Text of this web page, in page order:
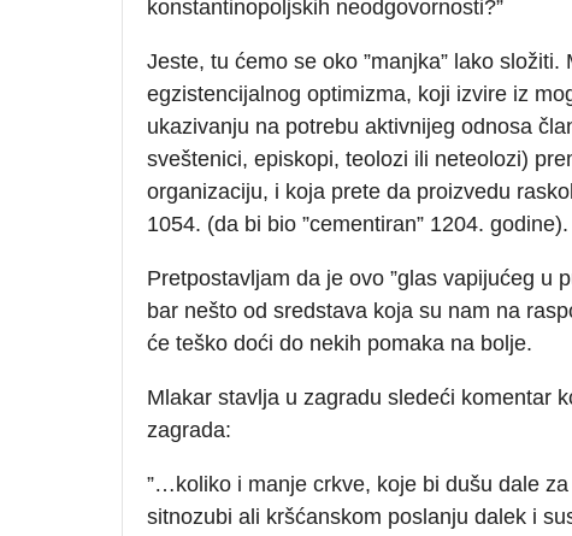
konstantinopoljskih neodgovornosti?”
Jeste, tu ćemo se oko ”manjka” lako
egzistencijalnog optimizma, koji izvire iz
ukazivanju na potrebu aktivnijeg odnosa
sveštenici, episkopi, teolozi ili neteolozi)
organizaciju, i koja prete da proizvedu
1054. (da bi bio ”cementiran” 1204. godine).
Pretpostavljam da je ovo ”glas vapijućeg u
bar nešto od sredstava koja su nam na
će teško doći do nekih pomaka na bolje.
Mlakar stavlja u zagradu sledeći komentar
zagrada:
”…koliko i manje crkve, koje bi dušu dale
sitnozubi ali kršćanskom poslanju dalek i